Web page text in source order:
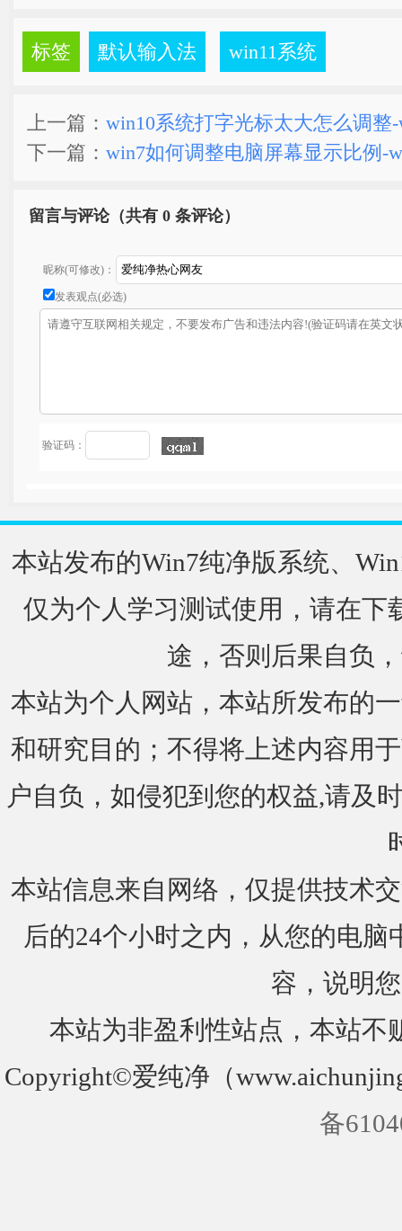
标签 默认输入法 win11系统
上一篇： win10系统打字光标太大怎么调
下一篇： win7如何调整电脑屏幕显示比例-
留言与评论（共有 0 条评论）
昵称(可修改)：
发表观点(必选)
验证码：
本站发布的Win7纯净版系统、
仅为个人学习测试使用，请在下
途，否则后果自负
本站为个人网站，本站所发布的
和研究目的；不得将上述内容用
户自负，如侵犯到您的权益,请及
本站信息来自网络，仅提供技术
后的24个小时之内，从您的电
容，说明
本站为非盈利性站点，本站不
Copyright©爱纯净（
备